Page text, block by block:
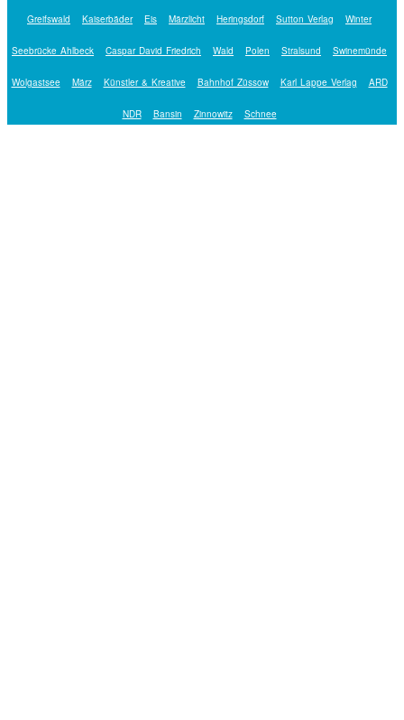
Greifswald Kaiserbäder Eis Märzlicht Heringsdorf Sutton Verlag Winter
Seebrücke Ahlbeck Caspar David Friedrich Wald Polen Stralsund Swinemünde
Wolgastsee März Künstler & Kreative Bahnhof Züssow Karl Lappe Verlag ARD
NDR Bansin Zinnowitz Schnee